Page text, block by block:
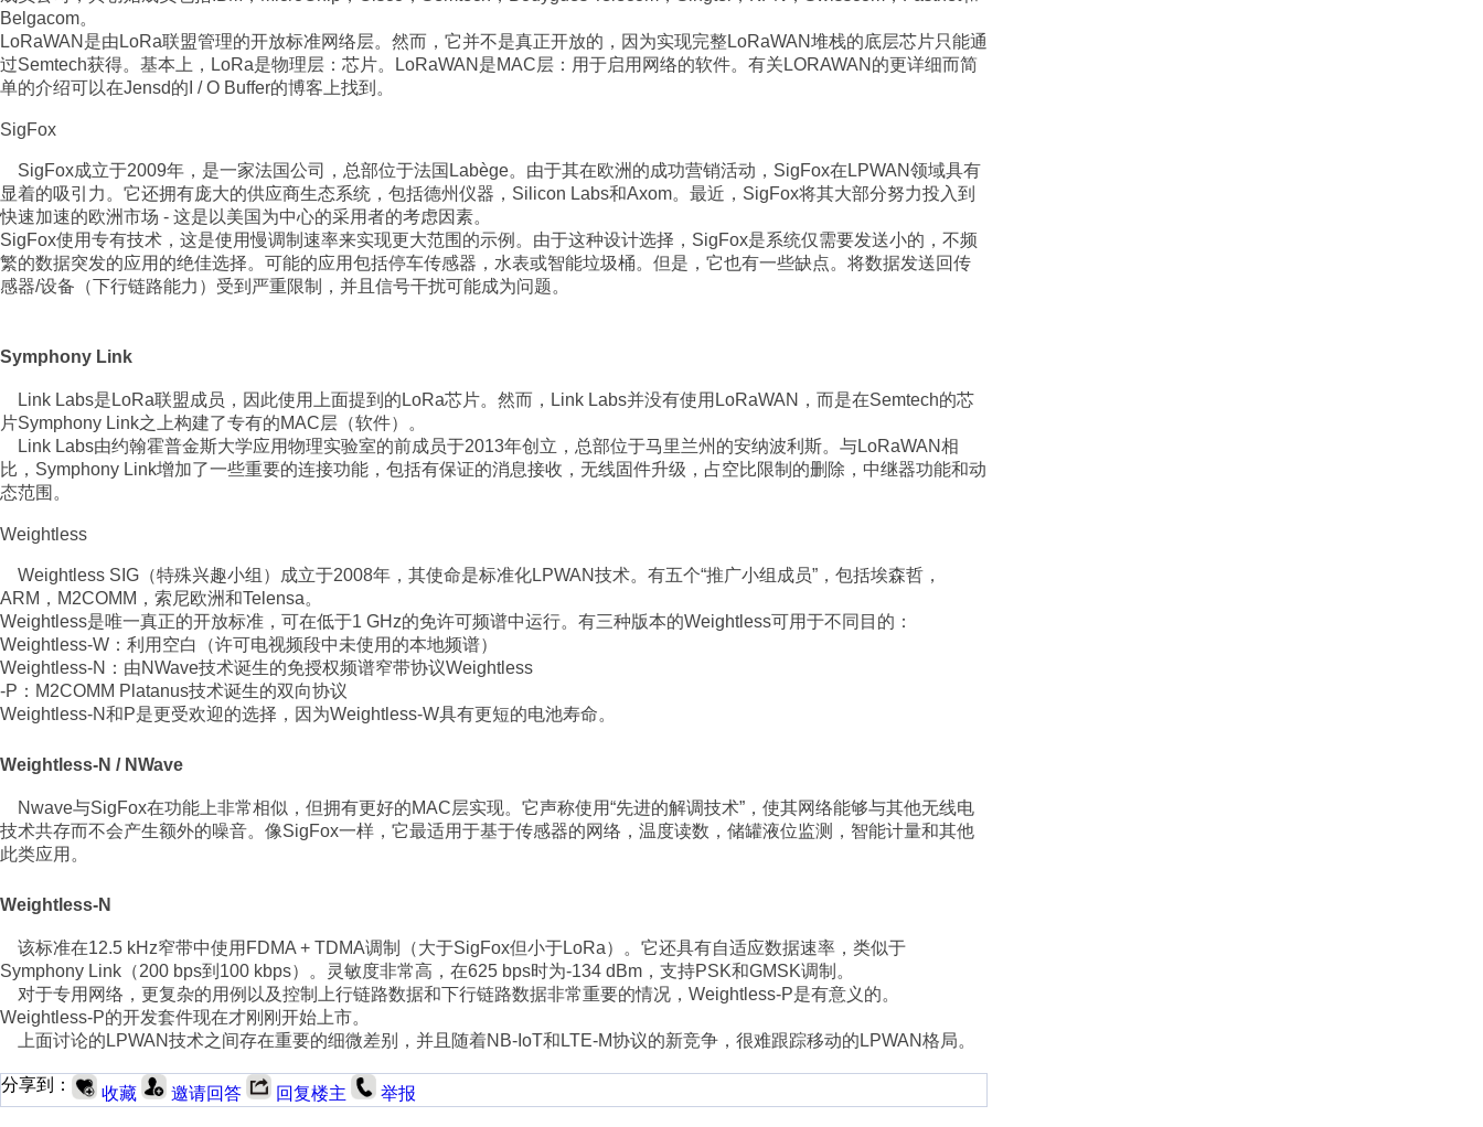
Belgacom。
LoRaWAN是由LoRa联盟管理的开放标准网络层。然而，它并不是真正开放的，因为实现完整LoRaWAN堆栈的底层芯片只能通
过Semtech获得。基本上，LoRa是物理层：芯片。LoRaWAN是MAC层：用于启用网络的软件。有关LORAWAN的更详细而简
单的介绍可以在Jensd的I / O Buffer的博客上找到。
SigFox
SigFox成立于2009年，是一家法国公司，总部位于法国Labège。由于其在欧洲的成功营销活动，SigFox在LPWAN领域具有
显着的吸引力。它还拥有庞大的供应商生态系统，包括德州仪器，Silicon Labs和Axom。最近，SigFox将其大部分努力投入到
快速加速的欧洲市场 - 这是以美国为中心的采用者的考虑因素。
SigFox使用专有技术，这是使用慢调制速率来实现更大范围的示例。由于这种设计选择，SigFox是系统仅需要发送小的，不频
繁的数据突发的应用的绝佳选择。可能的应用包括停车传感器，水表或智能垃圾桶。但是，它也有一些缺点。将数据发送回传
感器/设备（下行链路能力）受到严重限制，并且信号干扰可能成为问题。
Symphony Link
Link Labs是LoRa联盟成员，因此使用上面提到的LoRa芯片。然而，Link Labs并没有使用LoRaWAN，而是在Semtech的芯
片Symphony Link之上构建了专有的MAC层（软件）。
Link Labs由约翰霍普金斯大学应用物理实验室的前成员于2013年创立，总部位于马里兰州的安纳波利斯。与LoRaWAN相
比，Symphony Link增加了一些重要的连接功能，包括有保证的消息接收，无线固件升级，占空比限制的删除，中继器功能和动
态范围。
Weightless
Weightless SIG（特殊兴趣小组）成立于2008年，其使命是标准化LPWAN技术。有五个“推广小组成员”，包括埃森哲，
ARM，M2COMM，索尼欧洲和Telensa。
Weightless是唯一真正的开放标准，可在低于1 GHz的免许可频谱中运行。有三种版本的Weightless可用于不同目的：
Weightless-W：利用空白（许可电视频段中未使用的本地频谱）
Weightless-N：由NWave技术诞生的免授权频谱窄带协议Weightless
-P：M2COMM Platanus技术诞生的双向协议
Weightless-N和P是更受欢迎的选择，因为Weightless-W具有更短的电池寿命。
Weightless-N / NWave
Nwave与SigFox在功能上非常相似，但拥有更好的MAC层实现。它声称使用“先进的解调技术”，使其网络能够与其他无线电
技术共存而不会产生额外的噪音。像SigFox一样，它最适用于基于传感器的网络，温度读数，储罐液位监测，智能计量和其他
此类应用。
Weightless-N
该标准在12.5 kHz窄带中使用FDMA + TDMA调制（大于SigFox但小于LoRa）。它还具有自适应数据速率，类似于
Symphony Link（200 bps到100 kbps）。灵敏度非常高，在625 bps时为-134 dBm，支持PSK和GMSK调制。
对于专用网络，更复杂的用例以及控制上行链路数据和下行链路数据非常重要的情况，Weightless-P是有意义的。
Weightless-P的开发套件现在才刚刚开始上市。
上面讨论的LPWAN技术之间存在重要的细微差别，并且随着NB-IoT和LTE-M协议的新竞争，很难跟踪移动的LPWAN格局。
分享到： 收藏 邀请回答 回复楼主 举报